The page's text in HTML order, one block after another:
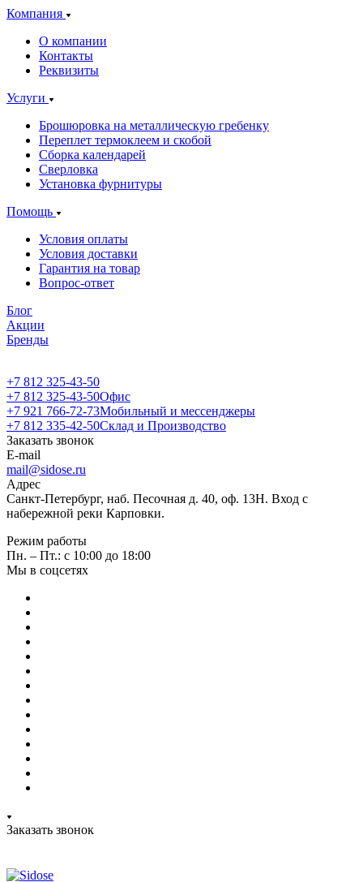
Компания
О компании
Контакты
Реквизиты
Услуги
Брошюровка на металлическую гребенку
Переплет термоклеем и скобой
Сборка календарей
Сверловка
Установка фурнитуры
Помощь
Условия оплаты
Условия доставки
Гарантия на товар
Вопрос-ответ
Блог
Акции
Бренды
+7 812 325-43-50
+7 812 325-43-50Офис
+7 921 766-72-73Мобильный и мессенджеры
+7 812 335-42-50Склад и Производство
Заказать звонок
E-mail
mail@sidose.ru
Адрес
Санкт-Петербург, наб. Песочная д. 40, оф. 13Н. Вход с
набережной реки Карповки.
Режим работы
Пн. – Пт.: с 10:00 до 18:00
Мы в соцсетях
Заказать звонок